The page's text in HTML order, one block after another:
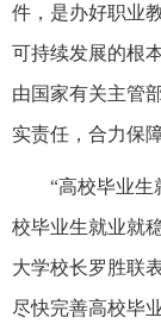
件，是办好职业
可持续发展的根
由国家有关主管
实责任，合力保
“高校毕业生
校毕业生就业就
大学校长罗胜联
尽快完善高校毕